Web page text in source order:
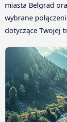
miasta Belgrad
wybrane
dotyczące Twojej